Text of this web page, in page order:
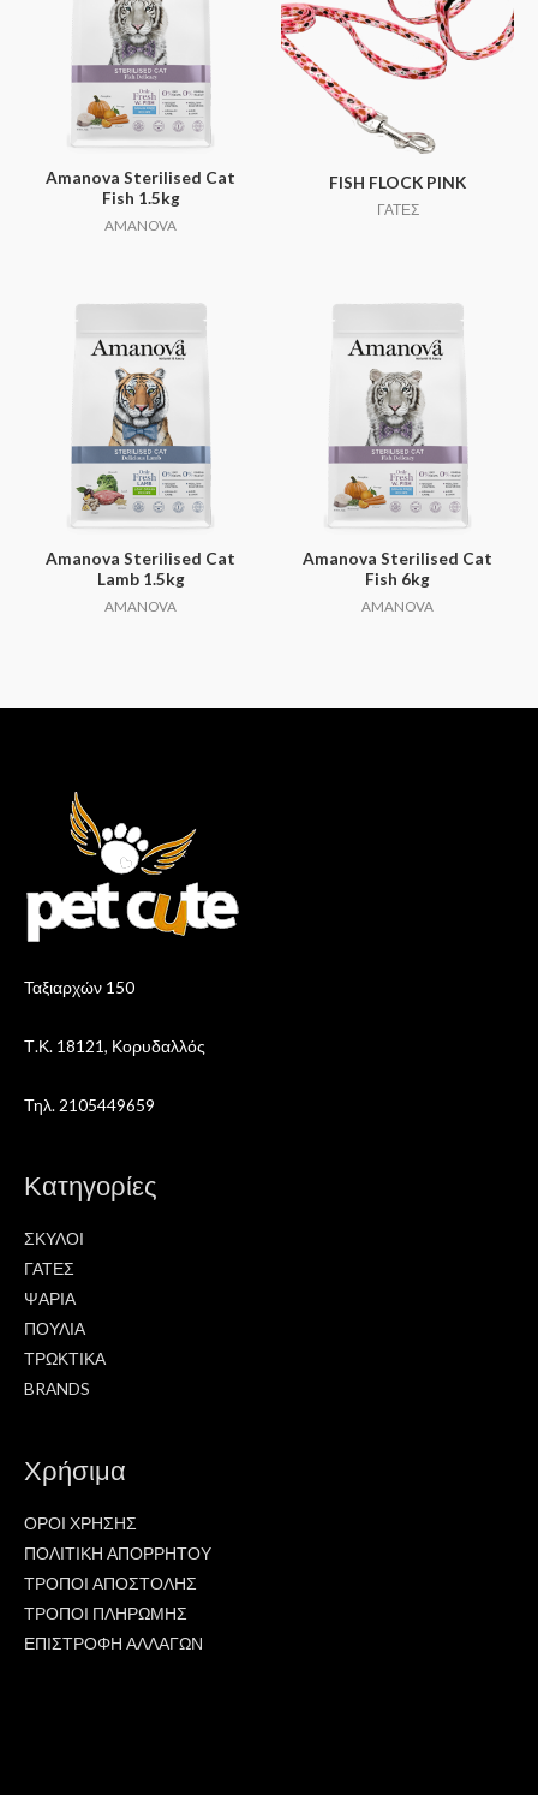
Amanova Sterilised Cat
Fish 1.5kg
AMANOVA
FISH FLOCK PINK
ΓΑΤΕΣ
Amanova Sterilised Cat
Lamb 1.5kg
AMANOVA
Amanova Sterilised Cat
Fish 6kg
AMANOVA
Ταξιαρχών 150
Τ.Κ. 18121, Κορυδαλλός
Τηλ. 2105449659
Κατηγορίες
ΣΚΥΛΟΙ
ΓΑΤΕΣ
ΨΑΡΙΑ
ΠΟΥΛΙΑ
ΤΡΩΚΤΙΚΑ
BRANDS
Χρήσιμα
ΟΡΟΙ ΧΡΗΣΗΣ
ΠΟΛΙΤΙΚΗ ΑΠΟΡΡΗΤΟΥ
ΤΡΟΠΟΙ ΑΠΟΣΤΟΛΗΣ
ΤΡΟΠΟΙ ΠΛΗΡΩΜΗΣ
ΕΠΙΣΤΡΟΦΗ ΑΛΛΑΓΩΝ